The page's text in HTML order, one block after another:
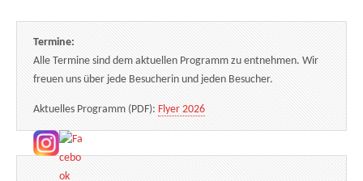
Termine:
Alle Termine sind dem aktuellen Programm zu entnehmen. Wir
freuen uns über jede Besucherin und jeden Besucher.
Aktuelles Programm (PDF): Flyer 2026